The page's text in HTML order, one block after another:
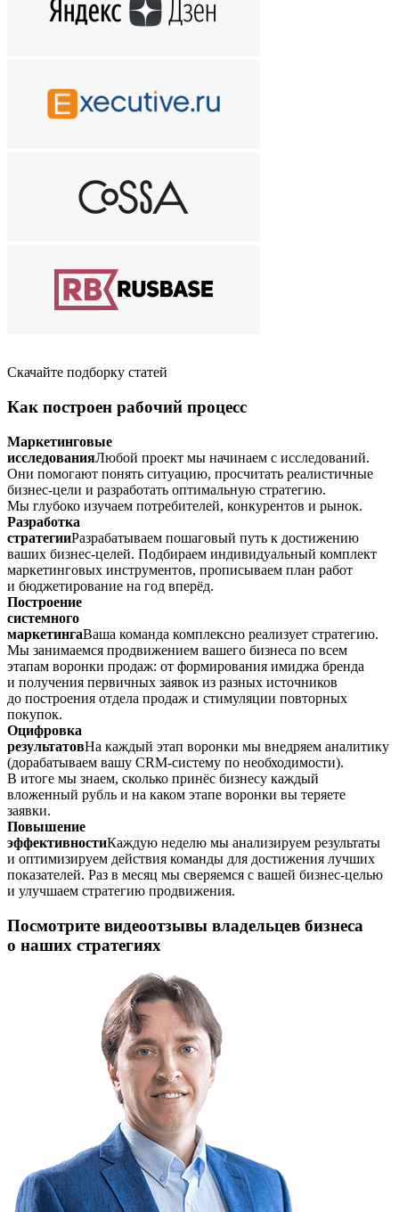
Скачайте подборку статей
Как построен рабочий процесс
Маркетинговые
исследованияЛюбой проект мы начинаем с исследований.
Они помогают понять ситуацию, просчитать реалистичные
бизнес-цели и разработать оптимальную стратегию.
Мы глубоко изучаем потребителей, конкурентов и рынок.
Разработка
стратегииРазрабатываем пошаговый путь к достижению
ваших бизнес-целей. Подбираем индивидуальный комплект
маркетинговых инструментов, прописываем план работ
и бюджетирование на год вперёд.
Построение
системного
маркетингаВаша команда комплексно реализует стратегию.
Мы занимаемся продвижением вашего бизнеса по всем
этапам воронки продаж: от формирования имиджа бренда
и получения первичных заявок из разных источников
до построения отдела продаж и стимуляции повторных
покупок.
Оцифровка
результатовНа каждый этап воронки мы внедряем аналитику
(дорабатываем вашу CRM-систему по необходимости).
В итоге мы знаем, сколько принёс бизнесу каждый
вложенный рубль и на каком этапе воронки вы теряете
заявки.
Повышение
эффективностиКаждую неделю мы анализируем результаты
и оптимизируем действия команды для достижения лучших
показателей. Раз в месяц мы сверяемся с вашей бизнес-целью
и улучшаем стратегию продвижения.
Посмотрите видеоотзывы владельцев бизнеса
о наших стратегиях